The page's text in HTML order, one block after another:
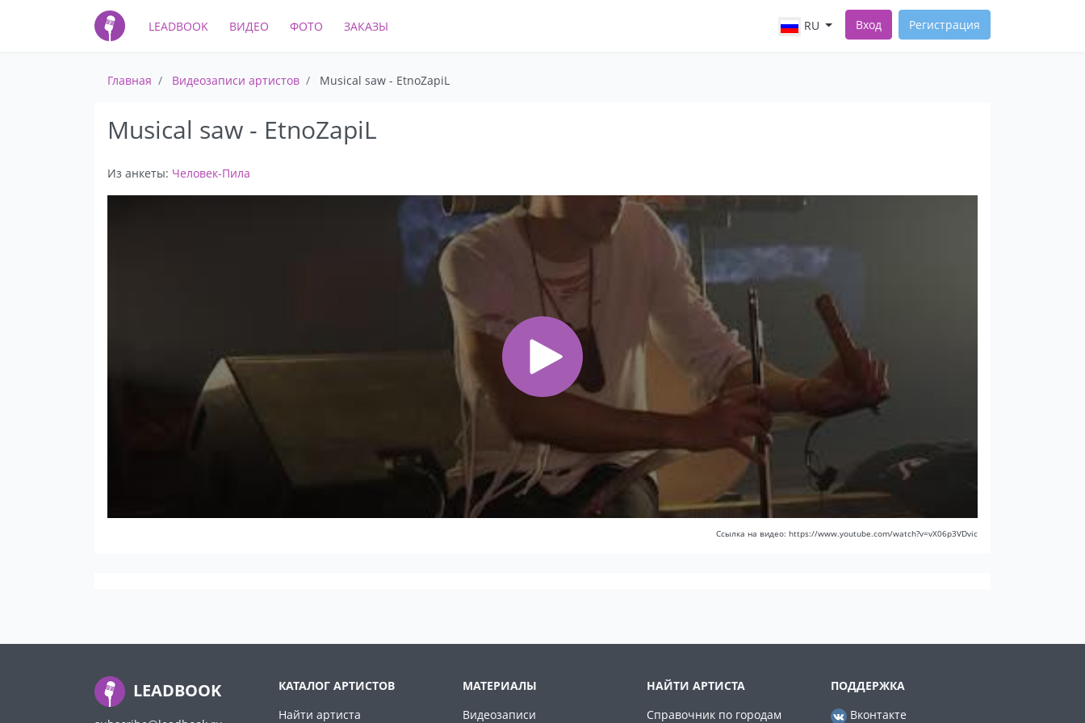
LEADBOOK ВИДЕО ФОТО ЗАКАЗЫ RU Вход Регистрация
Главная Видеозаписи артистов Musical saw - EtnoZapiL
Musical saw - EtnoZapiL
Из анкеты: Человек-Пила
Ссылка на видео: https://www.youtube.com/watch?v=vX06p3VDvic
LEADBOOK
КАТАЛОГ АРТИСТОВ
Найти артиста
МАТЕРИАЛЫ
Видеозаписи
НАЙТИ АРТИСТА
Справочник по городам
ПОДДЕРЖКА
Вконтакте